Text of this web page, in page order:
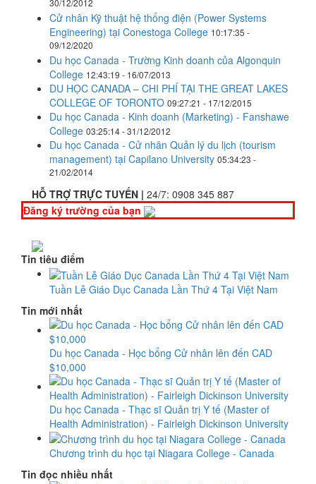
30/12/2012
Cử nhân Kỹ thuật hệ thống điện (Power Systems
Engineering) tại Conestoga College 10:17:35 -
09/12/2020
Du học Canada - Trường Kinh doanh của Algonquin
College 12:43:19 - 16/07/2013
DU HỌC CANADA – CHI PHÍ TẠI THE GREAT LAKES
COLLEGE OF TORONTO 09:27:21 - 17/12/2015
Du học Canada - Kinh doanh (Marketing) - Fanshawe
College 03:25:14 - 31/12/2012
Du học Canada - Cử nhân Quản lý du lịch (tourism
management) tại Capilano University 05:34:23 -
21/02/2014
HỖ TRỢ TRỰC TUYẾN | 24/7: 0908 345 887
Đăng ký trường của bạn
Tin tiêu điểm
Tuần Lễ Giáo Dục Canada Lần Thứ 4 Tại Việt Nam
Tin mới nhất
Du học Canada - Học bổng Cử nhân lên đến CAD
$10,000
Du học Canada - Thạc sĩ Quản trị Y tế (Master of
Health Administration) - Fairleigh Dickinson University
Chương trình du học tại Niagara College - Canada
Tin đọc nhiều nhất